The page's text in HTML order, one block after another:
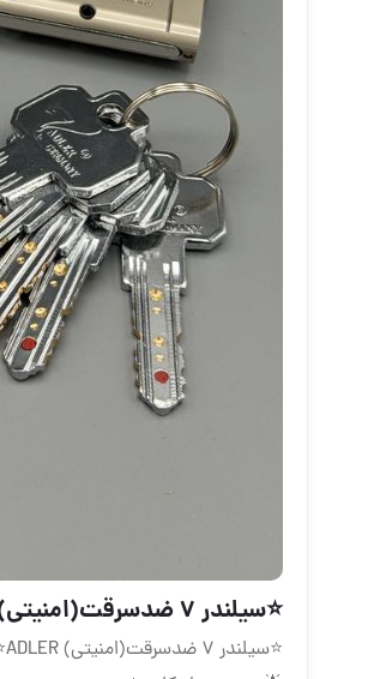
⭐️سیلندر ۷ ضدسرقت(امنیتی) ADLER⭐️
⭐️سیلندر ۷ ضدسرقت(امنیتی) ADLER⭐️